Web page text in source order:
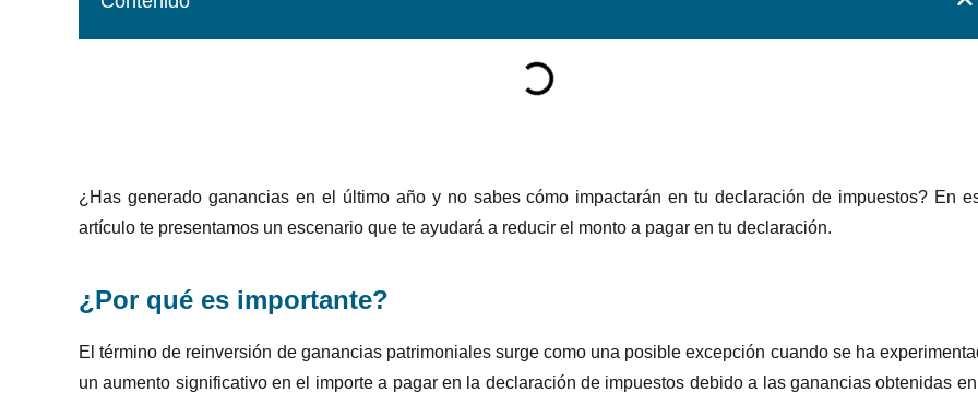
¿Has generado ganancias en el último año y no sabes cómo impactarán en tu declaración de impuestos? En
artículo te presentamos un escenario que te ayudará a reducir el monto a pagar en tu declaración.
¿Por qué es importante?
El término de reinversión de ganancias patrimoniales surge como una posible excepción cuando se ha
un aumento significativo en el importe a pagar en la declaración de impuestos debido a las ganancias obtenidas en